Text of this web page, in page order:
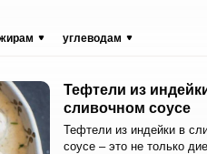
углеводам
Тефтели из
сливочном соусе
Тефтели из индейки в
соусе – это не только